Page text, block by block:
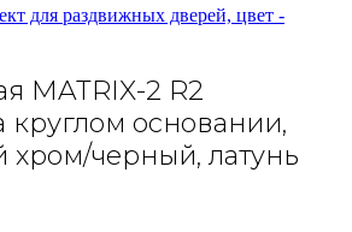
для раздвижных дверей, цвет -
MATRIX-2 R2
круглом основании,
хром/черный, латунь